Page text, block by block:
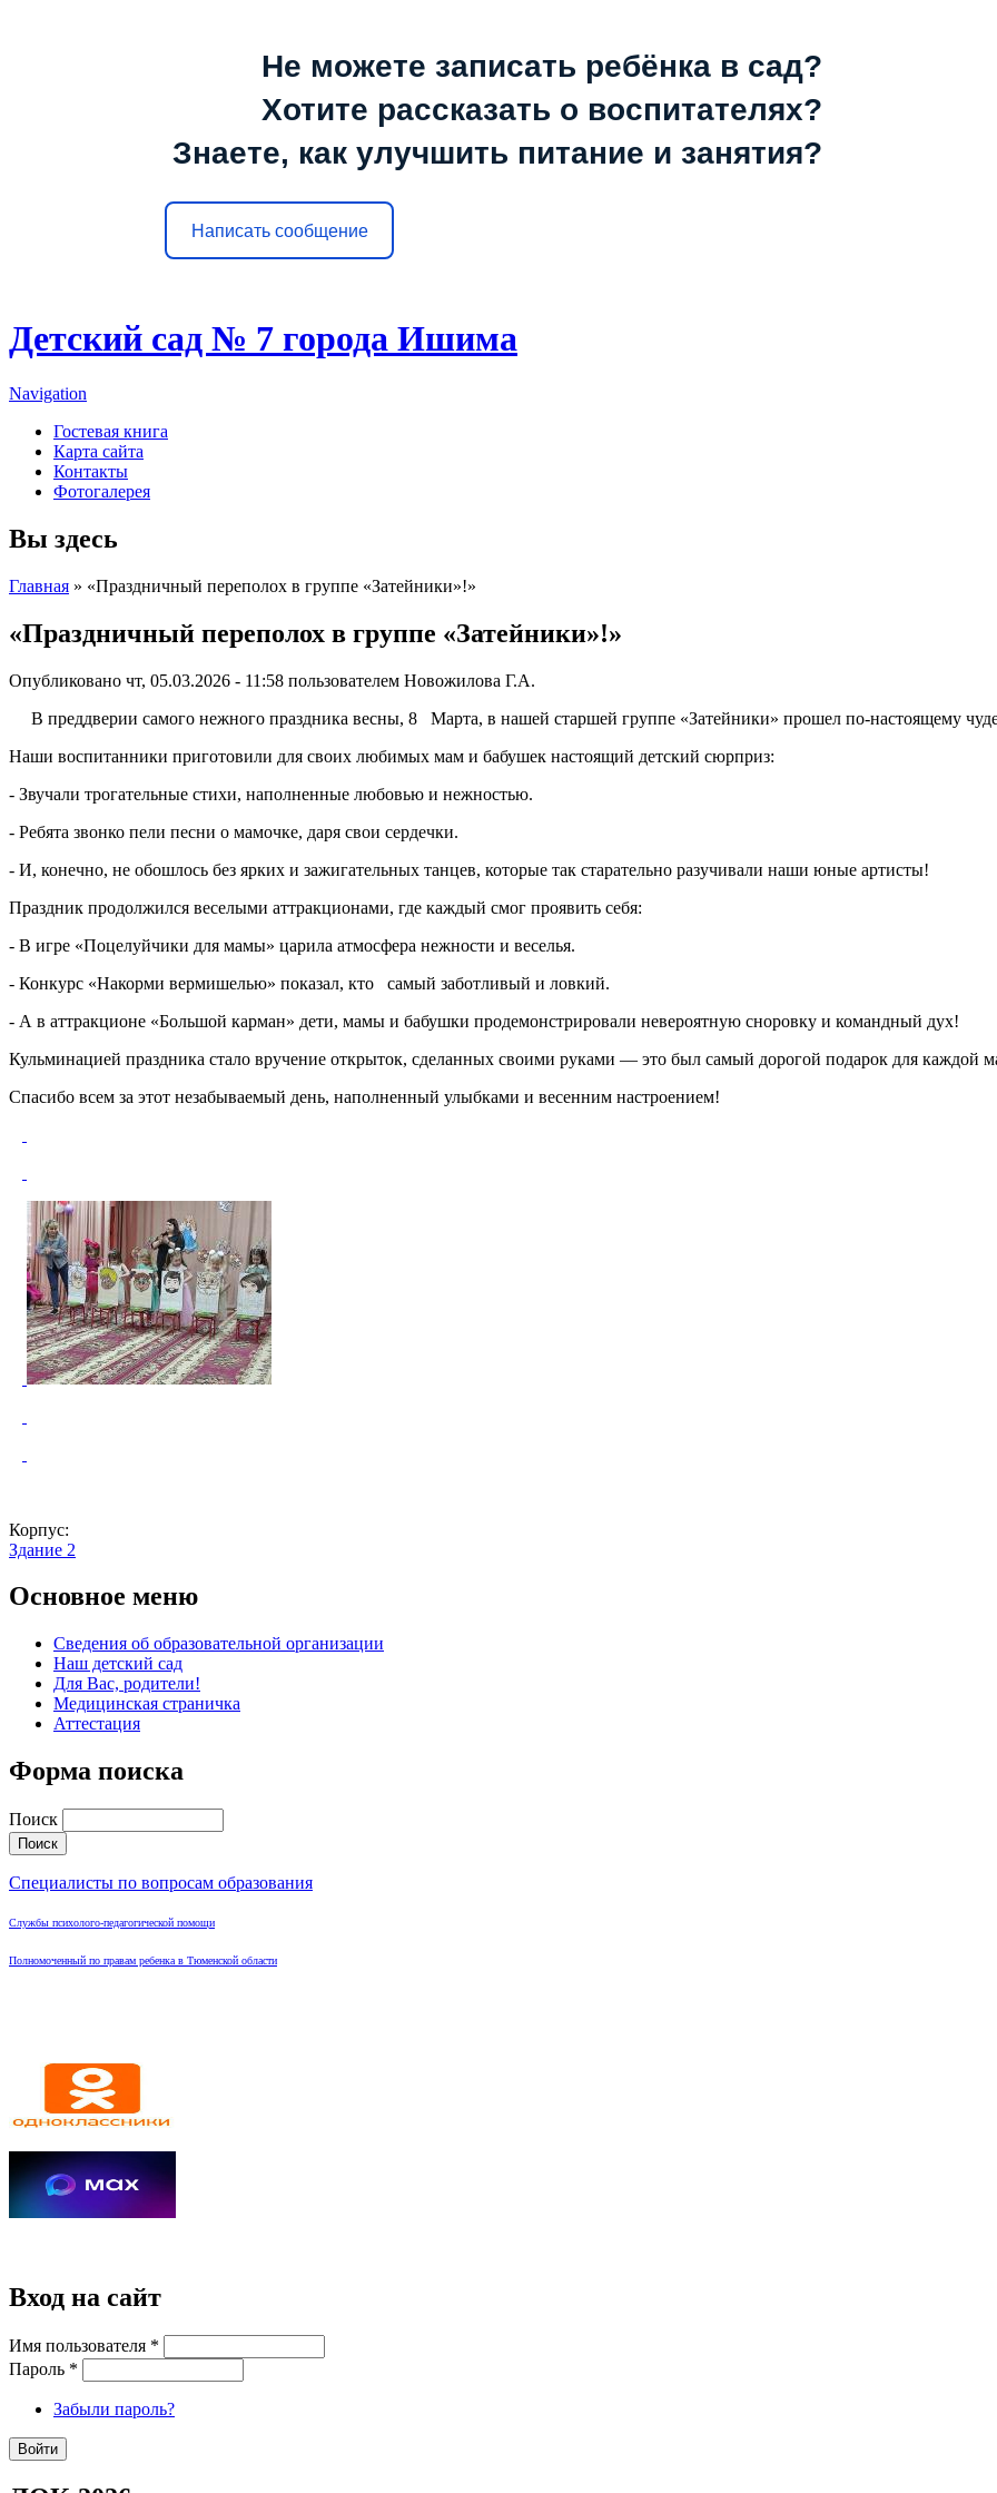
Не можете записать ребёнка в сад?
Хотите рассказать о воспитателях?
Знаете, как улучшить питание и занятия?
Написать сообщение
Детский сад № 7 города Ишима
Navigation
Гостевая книга
Карта сайта
Контакты
Фотогалерея
Вы здесь
Главная » «Праздничный переполох в группе «Затейники»!»
«Праздничный переполох в группе «Затейники»!»
Опубликовано чт, 05.03.2026 - 11:58 пользователем Новожилова Г.А.
В преддверии самого нежного праздника весны, 8 Марта, в нашей старшей группе «Затейники» прошел по-настоящему
Наши воспитанники приготовили для своих любимых мам и бабушек настоящий детский сюрприз:
- Звучали трогательные стихи, наполненные любовью и нежностью.
- Ребята звонко пели песни о мамочке, даря свои сердечки.
- И, конечно, не обошлось без ярких и зажигательных танцев, которые так старательно разучивали наши юные артисты!
Праздник продолжился веселыми аттракционами, где каждый смог проявить себя:
- В игре «Поцелуйчики для мамы» царила атмосфера нежности и веселья.
- Конкурс «Накорми вермишелью» показал, кто самый заботливый и ловкий.
- А в аттракционе «Большой карман» дети, мамы и бабушки продемонстрировали невероятную сноровку и командный дух!
Кульминацией праздника стало вручение открыток, сделанных своими руками — это был самый дорогой подарок для каждой
Спасибо всем за этот незабываемый день, наполненный улыбками и весенним настроением!
Корпус:
Здание 2
Основное меню
Сведения об образовательной организации
Наш детский сад
Для Вас, родители!
Медицинская страничка
Аттестация
Форма поиска
Поиск
Специалисты по вопросам образования
Службы психолого-педагогической помощи
Полномоченный по правам ребенка в Тюменской области
Вход на сайт
Имя пользователя *
Пароль *
Забыли пароль?